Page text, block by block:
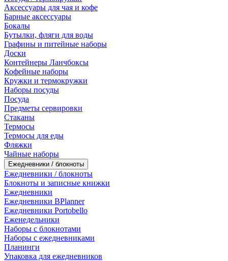
Аксессуары для чая и кофе
Барные аксессуары
Бокалы
Бутылки, фляги для воды
Графины и питейные наборы
Доски
Контейнеры Ланчбоксы
Кофейные наборы
Кружки и термокружки
Наборы посуды
Посуда
Предметы сервировки
Стаканы
Термосы
Термосы для еды
Фляжки
Чайные наборы
Ежедневники / блокноты
Ежедневники / блокноты
Блокноты и записные книжки
Ежедневники
Ежедневники BPlanner
Ежедневники Portobello
Еженедельники
Наборы с блокнотами
Наборы с ежедневниками
Планинги
Упаковка для ежедневников